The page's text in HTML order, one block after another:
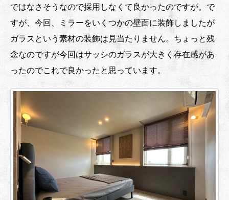
ではなさそうなので採用しなくて良かったのですが。で
すが、今回、ミラーをいくつかの壁面に装飾しましたが
ガラスという素材の装飾は見当たりません。ちょっと残
念なのですが今回はサッシのガラスが大きく存在感があ
ったのでこれで良かったと思っています。